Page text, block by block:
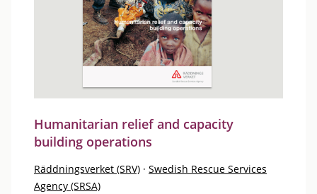
Humanitarian relief and capacity
building operations
Räddningsverket (SRV) · Swedish Rescue Services
Agency (SRSA)